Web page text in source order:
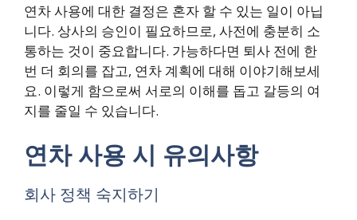
연차 사용에 대한 결정은 혼자 할 수 있는 일이 아닙
니다. 상사의 승인이 필요하므로, 사전에 충분히 소
통하는 것이 중요합니다. 가능하다면 퇴사 전에 한
번 더 회의를 잡고, 연차 계획에 대해 이야기해보세
요. 이렇게 함으로써 서로의 이해를 돕고 갈등의 여
지를 줄일 수 있습니다.
연차 사용 시 유의사항
회사 정책 숙지하기